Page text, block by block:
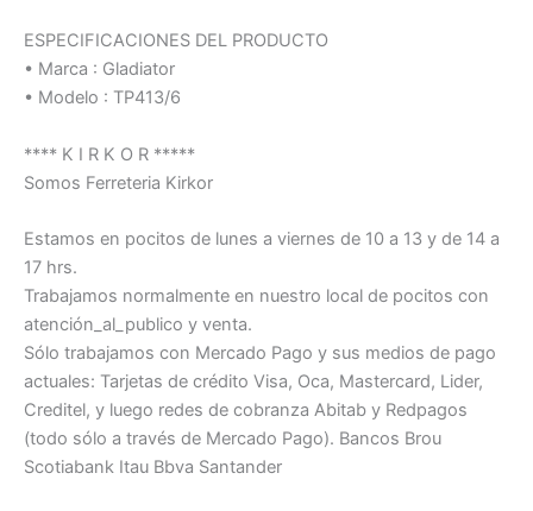
ESPECIFICACIONES DEL PRODUCTO
• Marca : Gladiator
• Modelo : TP413/6
**** K I R K O R *****
Somos Ferreteria Kirkor
Estamos en pocitos de lunes a viernes de 10 a 13 y de 14 a
17 hrs.
Trabajamos normalmente en nuestro local de pocitos con
atención_al_publico y venta.
Sólo trabajamos con Mercado Pago y sus medios de pago
actuales: Tarjetas de crédito Visa, Oca, Mastercard, Lider,
Creditel, y luego redes de cobranza Abitab y Redpagos
(todo sólo a través de Mercado Pago). Bancos Brou
Scotiabank Itau Bbva Santander